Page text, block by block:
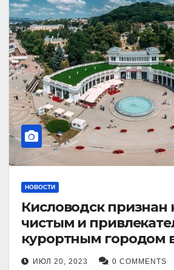
НОВОСТИ
Кисловодск признан
чистым и
курортным городом
ИЮЛ 20, 2023 0 COMMENTS